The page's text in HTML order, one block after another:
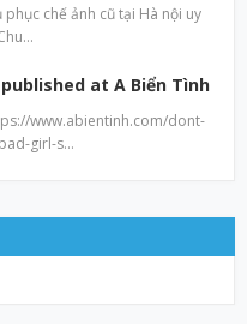
chế ảnh cũ tại Hà nội uy
at A Biển Tình
www.abientinh.com/dont-
girl-s…